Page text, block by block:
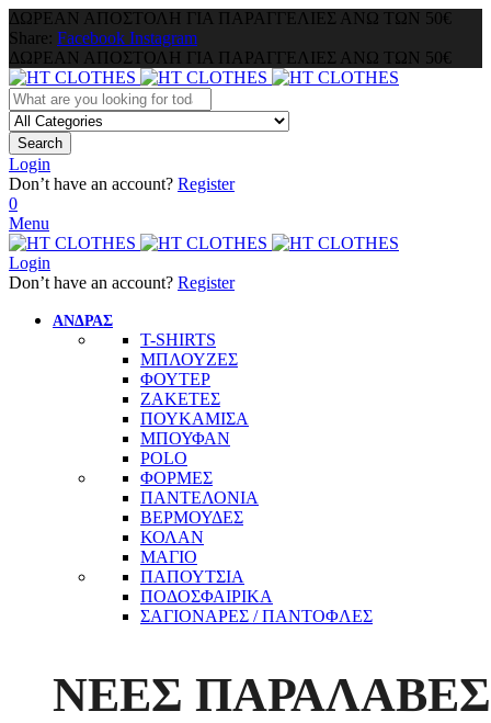
ΔΩΡΕΑΝ ΑΠΟΣΤΟΛΗ ΓΙΑ ΠΑΡΑΓΓΕΛΙΕΣ ΑΝΩ ΤΩΝ 50€
Share: Facebook Instagram
ΔΩΡΕΑΝ ΑΠΟΣΤΟΛΗ ΓΙΑ ΠΑΡΑΓΓΕΛΙΕΣ ΑΝΩ ΤΩΝ 50€
Search
Login
Don’t have an account? Register
0
Menu
Login
Don’t have an account? Register
ΑΝΔΡΑΣ
T-SHIRTS
ΜΠΛΟΥΖΕΣ
ΦΟΥΤΕΡ
ΖΑΚΕΤΕΣ
ΠΟΥΚΑΜΙΣΑ
ΜΠΟΥΦΑΝ
POLO
ΦΟΡΜΕΣ
ΠΑΝΤΕΛΟΝΙΑ
ΒΕΡΜΟΥΔΕΣ
ΚΟΛΑΝ
ΜΑΓΙΟ
ΠΑΠΟΥΤΣΙΑ
ΠΟΔΟΣΦΑΙΡΙΚΑ
ΣΑΓΙΟΝΑΡΕΣ / ΠΑΝΤΟΦΛΕΣ
ΝΕΕΣ ΠΑΡΑΛΑΒΕΣ